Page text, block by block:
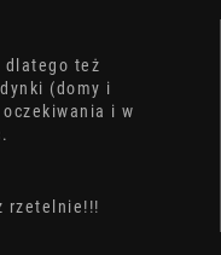
dlatego też
(domy i
i w
rzetelnie!!!